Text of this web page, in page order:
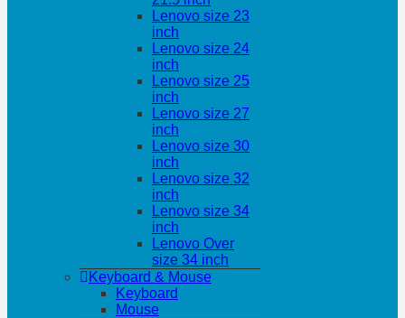
Lenovo size 23
inch
Lenovo size 24
inch
Lenovo size 25
inch
Lenovo size 27
inch
Lenovo size 30
inch
Lenovo size 32
inch
Lenovo size 34
inch
Lenovo Over
size 34 inch
Keyboard & Mouse
Keyboard
Mouse